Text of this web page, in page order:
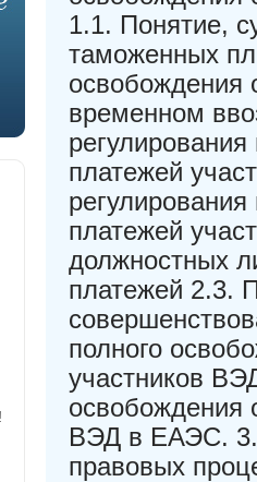
1.1. Понятие,
таможенных
освобождения
временном
платежей
платежей
должностных
платежей 2.3.
полного
участников
освобождения
ВЭД в ЕАЭС.
правовых